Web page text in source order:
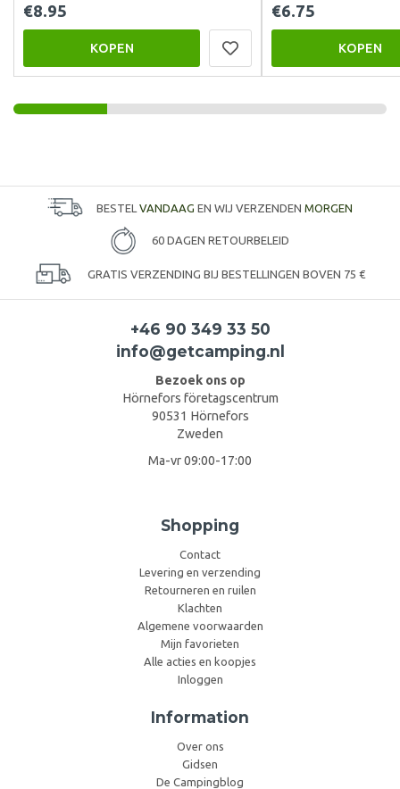
€8.95
KOPEN
€6.75
KOPEN
BESTEL VANDAAG EN WIJ VERZENDEN MORGEN
60 DAGEN RETOURBELEID
GRATIS VERZENDING BIJ BESTELLINGEN BOVEN 75 €
+46 90 349 33 50
info@getcamping.nl
Bezoek ons op
Hörnefors företagscentrum
90531 Hörnefors
Zweden
Ma-vr 09:00-17:00
Shopping
Contact
Levering en verzending
Retourneren en ruilen
Klachten
Algemene voorwaarden
Mijn favorieten
Alle acties en koopjes
Inloggen
Information
Over ons
Gidsen
De Campingblog